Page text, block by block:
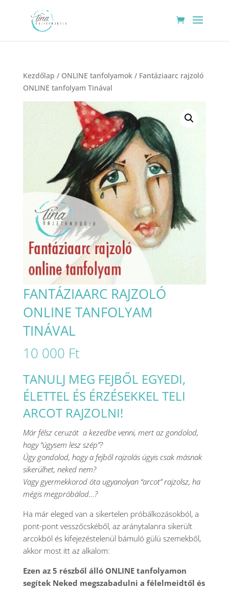
Kezdőlap / ONLINE tanfolyamok/ Fantáziaarc rajzoló
ONLINE tanfolyam Tinával
FANTÁZIAARC RAJZOLÓ
ONLINE TANFOLYAM
TINÁVAL
10 000 Ft
TANULJ MEG FEJBŐL EGYEDI,
ÉLETTEL ÉS ÉRZÉSEKKEL TELI
ARCOT RAJZOLNI!
Már félsz ceruzát a kezedbe venni, mert az gondolod,
hogy “úgysem lesz szép”?
Úgy gondolod, hogy a fejből rajzolás úgyis csak másnak
sikerülhet, neked nem?
Vagy gyermekkorod óta ugyanolyan “arcot” rajzolsz, ha
mégis megpróbálod…?
Ha már eleged van a sikertelen próbálkozásokból, a
pont-pont vesszőcskéből, az aránytalanra sikerült
arcokból és kifejezéstelenül bámuló gülü szemekből,
akkor most itt az alkalom:
Ezen az 5 részből álló ONLINE tanfolyamon
segítek Neked megszabadulni a félelmeidtől és